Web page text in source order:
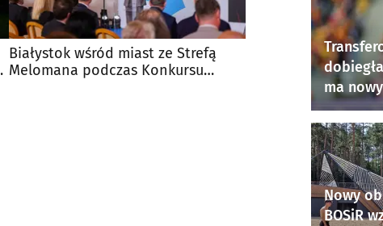
Białystok wśród miast ze Strefą
Melomana podczas Konkursu
ma
Nowy
BOSiR